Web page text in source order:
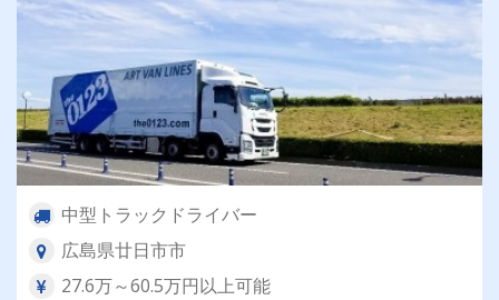
中型トラックドライバー
広島県廿日市市
27.6万～60.5万円以上可能